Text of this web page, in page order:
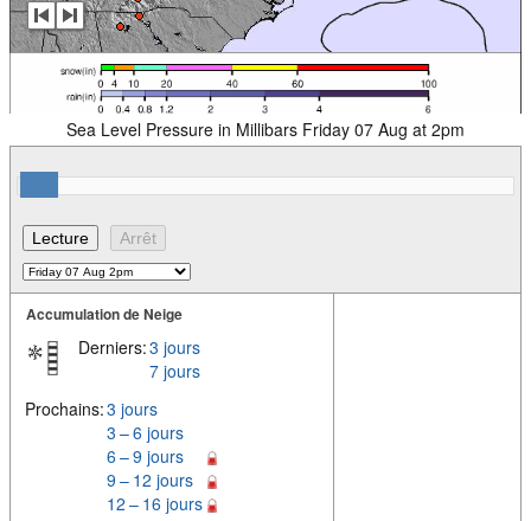
Sea Level Pressure in Millibars Friday 07 Aug at 2pm
Accumulation de Neige
Derniers:3 jours
7 jours
Prochains:3 jours
3 – 6 jours
6 – 9 jours
9 – 12 jours
12 – 16 jours